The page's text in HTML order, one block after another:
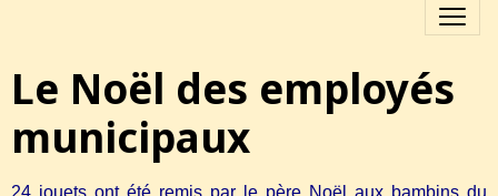
Le Noël des employés
municipaux
24 jouets ont été remis par le père Noël aux bambins du